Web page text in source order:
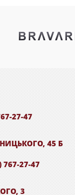
27-47
45 Б
767-27-47
3